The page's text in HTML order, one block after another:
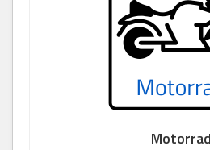
Motorrad